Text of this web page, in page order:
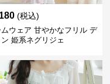
(税込)
ムウェア 甘やかなフリル デ
姫系ネグリジェ